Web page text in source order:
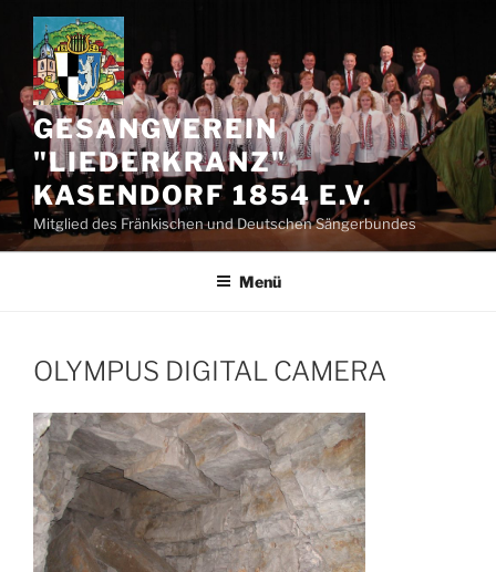
Zum
Inhalt
springen
GESANGVEREIN
"LIEDERKRANZ"
KASENDORF 1854 E.V.
Mitglied des Fränkischen und Deutschen Sängerbundes
Menü
OLYMPUS DIGITAL CAMERA